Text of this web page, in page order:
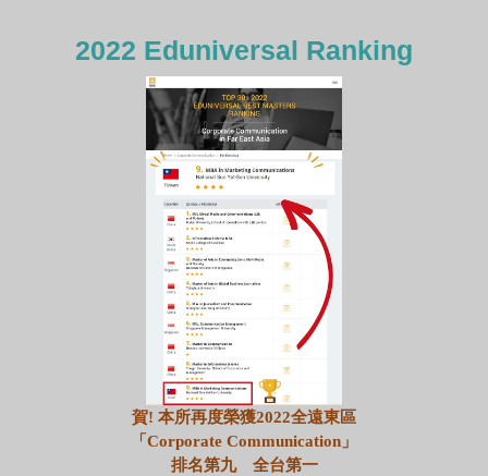
2022 Eduniversal Ranking
賀! 本所再度榮獲2022全遠東區
「 Corporate Communication 」
排名第九 全台第一